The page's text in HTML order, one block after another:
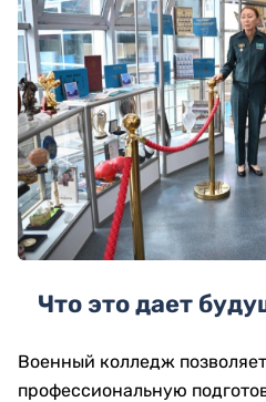
Что это дает
Военный колледж
профессиональную